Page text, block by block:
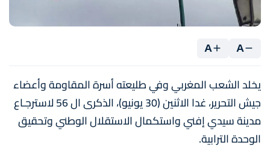
A
A
يخلد الشعب المغربي وفي طليعته أسرة المقاومة وأعضاء
جيش التحرير، غدا الاثنين (30 يونيو)، الذكرى ال 56 لاسترجـاع
مدينة سيدي إفني واستكمال الاستقلال الوطني وتحقيق
الوحدة الترابية.